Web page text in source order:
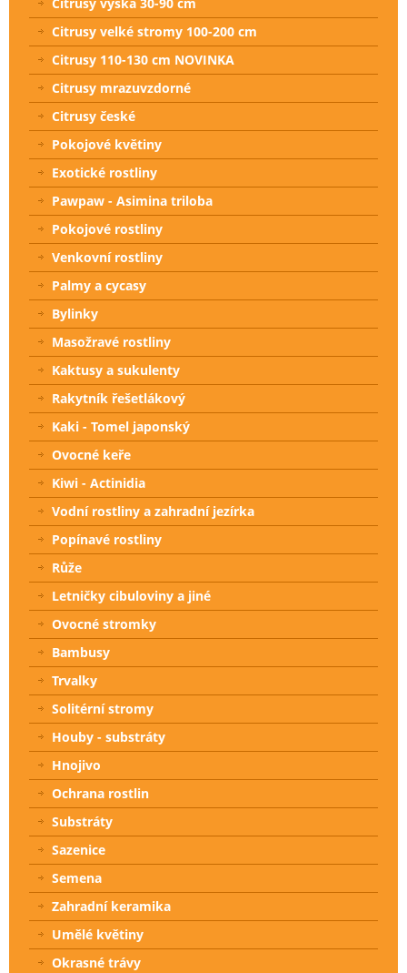
Citrusy velké stromy 100-200 cm
Citrusy 110-130 cm NOVINKA
Citrusy mrazuvzdorné
Citrusy české
Pokojové květiny
Exotické rostliny
Pawpaw - Asimina triloba
Pokojové rostliny
Venkovní rostliny
Palmy a cycasy
Bylinky
Masožravé rostliny
Kaktusy a sukulenty
Rakytník řešetlákový
Kaki - Tomel japonský
Ovocné keře
Kiwi - Actinidia
Vodní rostliny a zahradní jezírka
Popínavé rostliny
Růže
Letničky cibuloviny a jiné
Ovocné stromky
Bambusy
Trvalky
Solitérní stromy
Houby - substráty
Hnojivo
Ochrana rostlin
Substráty
Sazenice
Semena
Zahradní keramika
Umělé květiny
Okrasné trávy